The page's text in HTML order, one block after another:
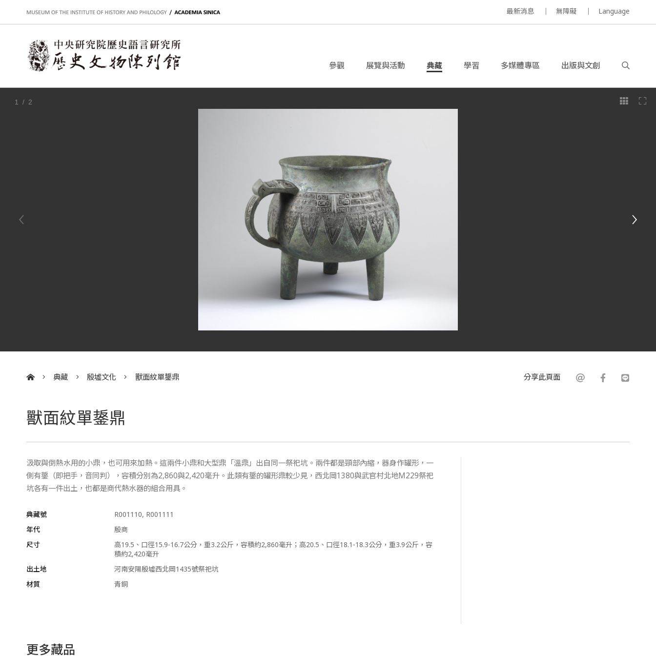
:::
最新消息 無障礙 Language
參觀 展覽與活動 典藏 學習 多媒體專區 出版與文創
1 / 2
典藏 殷墟文化 獸面紋單鋬鼎 分享此頁面
獸面紋單鋬鼎
汲取與倒熱水用的小鼎，也可用來加熱。這兩件小鼎和大型鼎「溫鼎」出自同一祭祀坑。兩件都是頸部內縮，器身作罐形，一
側有鋬（即把手，音同判），容積分別為2,860與2,420毫升。此類有鋬的罐形鼎較少見，西北岡1380與武官村北地M229祭祀
坑各有一件出土，也都是商代熱水器的組合用具。
典藏號
R001110, R001111
年代
殷商
尺寸
高19.5、口徑15.9-16.7公分，重3.2公斤，容積約2,860毫升；高20.5、口徑18.1-18.3公分，重3.9公斤，容
積約2,420毫升
出土地
河南安陽殷墟西北岡1435號祭祀坑
材質
青銅
更多藏品